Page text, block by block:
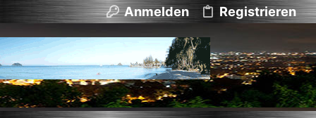
Anmelden Registrieren